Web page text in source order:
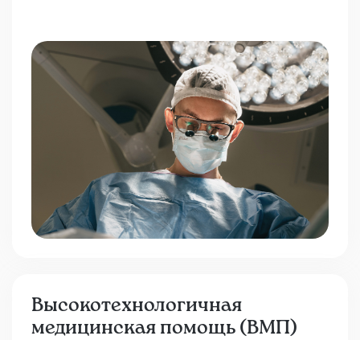
Высокотехнологичная
медицинская помощь (ВМП)